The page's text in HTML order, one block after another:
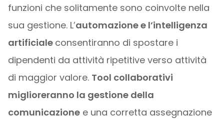
funzioni che solitamente sono coinvolte nella
sua gestione. L’automazione e l’intelligenza
artificiale consentiranno di spostare i
dipendenti da attività ripetitive verso attività
di maggior valore. Tool collaborativi
miglioreranno la gestione della
comunicazionee una corretta assegnazione